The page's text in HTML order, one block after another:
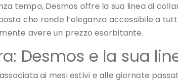
tempo, Desmos offre la sua linea di
che rende l’eleganza accessibile a
avere un prezzo esorbitante.
Desmos e la sua
ai mesi estivi e alle giornate